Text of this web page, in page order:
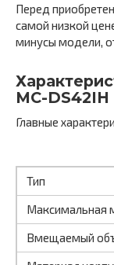
Перед
самой низкой
минусы модели,
MC-DS42IH
Главные
Тип
Максимальная
Вмещаемый